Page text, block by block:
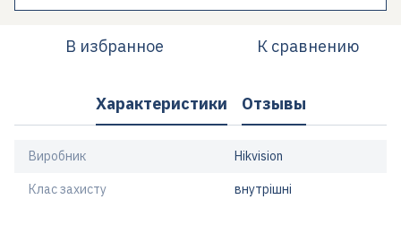
В избранное К сравнению
Характеристики Отзывы
Виробник Hikvision
Клас захисту внутрішні